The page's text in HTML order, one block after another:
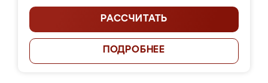
РАССЧИТАТЬ
ПОДРОБНЕЕ